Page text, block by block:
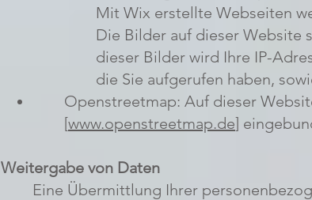
Mit Wix erstellte Webseiten
Die Bilder auf dieser Website
dieser Bilder wird Ihre IP-
die Sie aufgerufen haben,
Openstreetmap: Auf dieser
[www.openstreetmap.de]
Weitergabe von Daten
Eine Übermittlung Ihrer